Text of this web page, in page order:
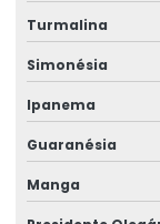
Rótulos De
Rótulos Em Papel
Rótulos Especiais
Rótulos
Rótulos Para
Turmalina
Simonésia
Ipanema
Guaranésia
Manga